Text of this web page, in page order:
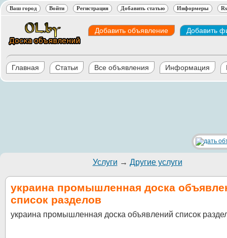
Ваш город Войти Регистрация Добавить статью Информеры
Добавить объявление Добавить
Главная Статьи Все объявления Информация
Услуги → Другие услуги
украина промышленная доска
список разделов
украина промышленная доска объявлений список